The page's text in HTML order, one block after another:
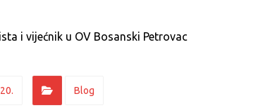
i vijećnik u OV Bosanski Petrovac
Blog